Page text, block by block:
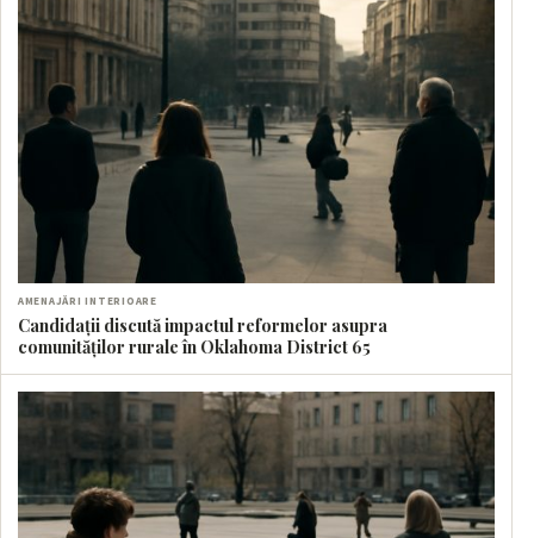
AMENAJĂRI INTERIOARE
Candidații discută impactul reformelor asupra
comunităților rurale în Oklahoma District 65